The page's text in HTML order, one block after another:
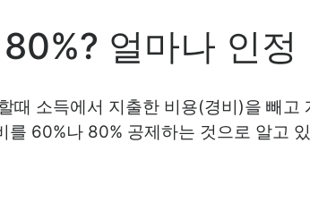
얼마나 인정
때 소득에서 지출한 비용(경비)을 빼고
60%나 80% 공제하는 것으로 알고